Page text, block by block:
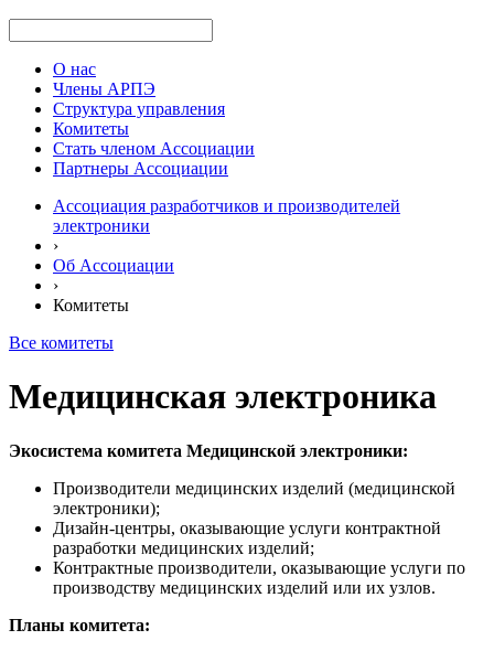
О нас
Члены АРПЭ
Структура управления
Комитеты
Стать членом Ассоциации
Партнеры Ассоциации
Ассоциация разработчиков и производителей
электроники
›
Об Ассоциации
›
Комитеты
Все комитеты
Медицинская электроника
Экосистема комитета Медицинской электроники:
Производители медицинских изделий (медицинской
электроники);
Дизайн-центры, оказывающие услуги контрактной
разработки медицинских изделий;
Контрактные производители, оказывающие услуги по
производству медицинских изделий или их узлов.
Планы комитета: